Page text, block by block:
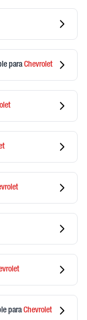
paraChevrolet
paraChevrolet